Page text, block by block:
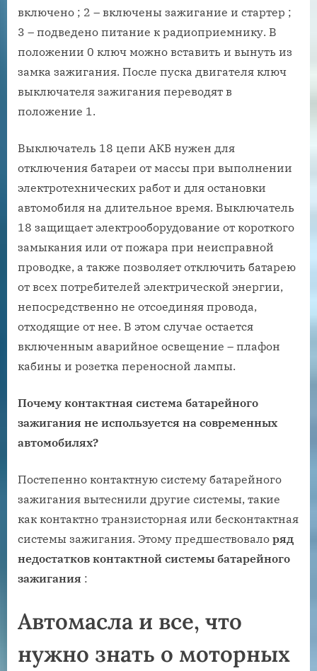
включено ; 2 – включены зажигание и стартер ;
3 – подведено питание к радиоприемнику. В
положении 0 ключ можно вставить и вынуть из
замка зажигания. После пуска двигателя ключ
выключателя зажигания переводят в
положение 1.
Выключатель 18 цепи АКБ нужен для
отключения батареи от массы при выполнении
электротехнических работ и для остановки
автомобиля на длительное время. Выключатель
18 защищает электрооборудование от короткого
замыкания или от пожара при неисправной
проводке, а также позволяет отключить батарею
от всех потребителей электрической энергии,
непосредственно не отсоединяя провода,
отходящие от нее. В этом случае остается
включенным аварийное освещение – плафон
кабины и розетка переносной лампы.
Почему контактная система батарейного
зажигания не используется на современных
автомобилях?
Постепенно контактную систему батарейного
зажигания вытеснили другие системы, такие
как контактно транзисторная или бесконтактная
системы зажигания. Этому предшествовало ряд
недостатков контактной системы батарейного
зажигания :
Автомасла и все, что
нужно знать о моторных